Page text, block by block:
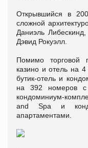
Открывшийся в
сложной
Даниэль
Дэвид Рокуэлл.
Помимо торговой
казино и отель на
бутик-отель и
на 392 номеров с
кондоминиум-
and Spa и
апартаментами.